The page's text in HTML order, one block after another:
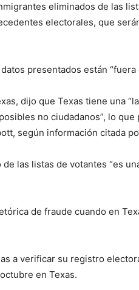
eliminados de las
electorales, que
presentados están “fuera
dijo que Texas tiene una
no ciudadanos”, lo que
según información citada
las listas de votantes “es
de fraude cuando en
a verificar su registro
en Texas.